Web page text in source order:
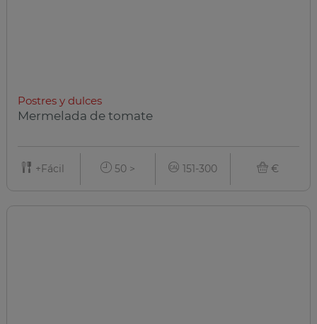
Postres y dulces
Mermelada de tomate
+Fácil 50 > 151-300 €